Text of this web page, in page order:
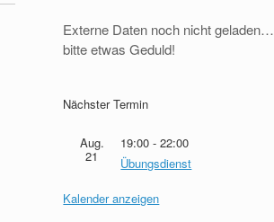
Externe Daten noch nicht geladen…
bitte etwas Geduld!
Nächster Termin
Aug.
21
19:00 -22:00
Übungsdienst
Kalender anzeigen